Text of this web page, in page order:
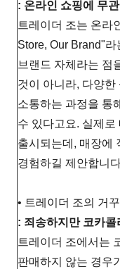
: 온라인 쇼핑에 무
트레이더 조는 온라
Store, Our Brand"
브랜드 자체라는 점
것이 아니라, 다양
소통하는 과정을 통
수 있다고요. 실제로
출시되는데, 매장에
경험하길 제안합니
• 트레이더 조의 거
: 죄송하지만 코카
트레이더 조에서는
판매하지 않는 경우